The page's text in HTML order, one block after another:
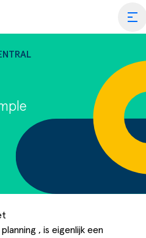
Factuurverwerking
, is eigenlijk een